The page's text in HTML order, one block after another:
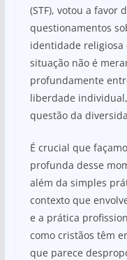
p o
k
(STF), votou a favor
questionamentos
identidade religiosa
situação não é
profundamente
liberdade
questão da
É crucial que
profunda desse
além da simples
contexto que
e a prática
como cristãos têm
que parece